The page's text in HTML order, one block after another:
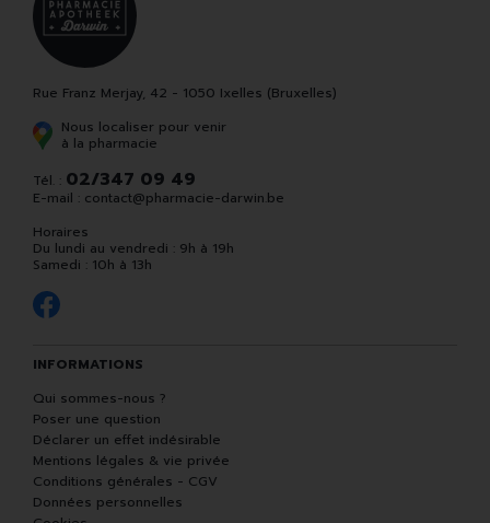
Rue Franz Merjay, 42 - 1050 Ixelles (Bruxelles)
Nous localiser pour venir
à la pharmacie
Tél. : 02/347 09 49
E-mail : contact@pharmacie-darwin.be
Horaires
Du lundi au vendredi : 9h à 19h
Samedi : 10h à 13h
INFORMATIONS
Qui sommes-nous ?
Poser une question
Déclarer un effet indésirable
Mentions légales & vie privée
Conditions générales - CGV
Données personnelles